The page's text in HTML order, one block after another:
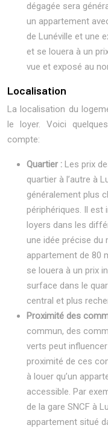
dégagée sera
un appartement
de Lunéville et une
et se louera à un
vue et exposé au
Localisation
La localisation du
le loyer. Voici
compte:
Quartier : Les prix
quartier à l’autre à
généralement plus
périphériques. Il est
loyers dans les
une idée précise du
appartement de 80
se louera à un prix
surface dans le
central et plus
Proximité des
commun, des
verts peut
proximité de ces
à louer qu’un
accessible. Par
de la gare SNCF à
appartement situé